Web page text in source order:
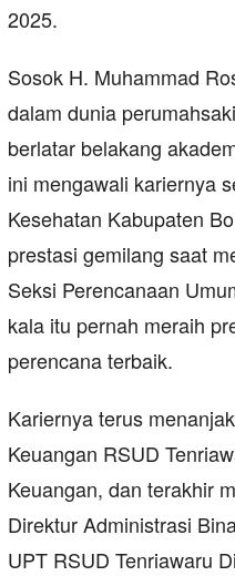
2025.
Sosok H. Muhammad
dalam dunia
berlatar belakang
ini mengawali kariernya
Kesehatan Kabupaten
prestasi gemilang saat
Seksi Perencanaan
kala itu pernah meraih
perencana terbaik.
Kariernya terus
Keuangan RSUD
Keuangan, dan terakhir
Direktur Administrasi
UPT RSUD Tenriawaru